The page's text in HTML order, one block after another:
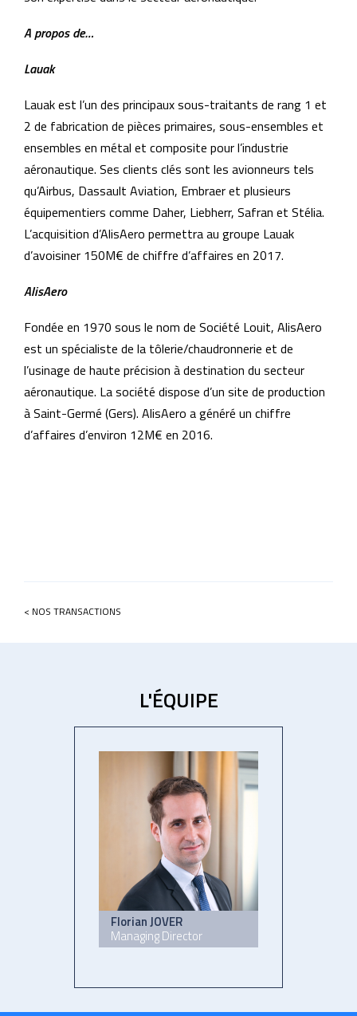
A propos de…
Lauak
Lauak est l’un des principaux sous-traitants de rang 1 et
2 de fabrication de pièces primaires, sous-ensembles et
ensembles en métal et composite pour l’industrie
aéronautique. Ses clients clés sont les avionneurs tels
qu’Airbus, Dassault Aviation, Embraer et plusieurs
équipementiers comme Daher, Liebherr, Safran et Stélia.
L’acquisition d’AlisAero permettra au groupe Lauak
d’avoisiner 150M€ de chiffre d’affaires en 2017.
AlisAero
Fondée en 1970 sous le nom de Société Louit, AlisAero
est un spécialiste de la tôlerie/chaudronnerie et de
l’usinage de haute précision à destination du secteur
aéronautique. La société dispose d’un site de production
à Saint-Germé (Gers). AlisAero a généré un chiffre
d’affaires d’environ 12M€ en 2016.
< NOS TRANSACTIONS
L'ÉQUIPE
Florian JOVER
Managing Director